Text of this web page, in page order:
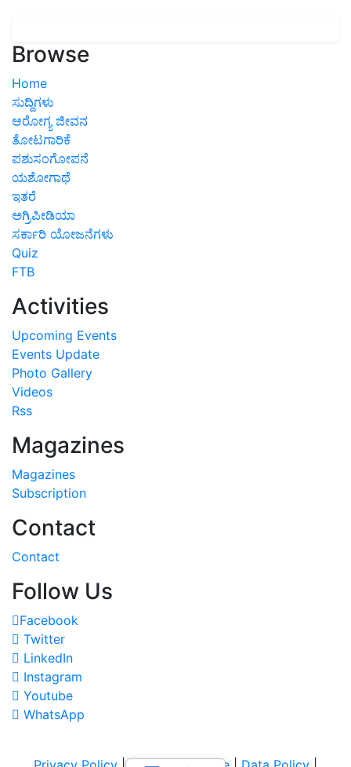
Browse
Home
ಸುದ್ದಿಗಳು
ಆರೋಗ್ಯ ಜೀವನ
ತೋಟಗಾರಿಕೆ
ಪಶುಸಂಗೋಪನೆ
ಯಶೋಗಾಥೆ
ಇತರೆ
ಅಗ್ರಿಪೀಡಿಯಾ
ಸರ್ಕಾರಿ ಯೋಜನೆಗಳು
Quiz
FTB
Activities
Upcoming Events
Events Update
Photo Gallery
Videos
Rss
Magazines
Magazines
Subscription
Contact
Contact
Follow Us
Facebook
Twitter
LinkedIn
Instagram
Youtube
WhatsApp